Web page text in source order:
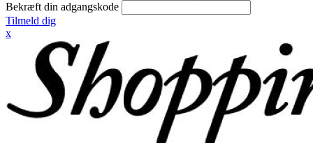
Bekræft din adgangskode
Tilmeld dig
x